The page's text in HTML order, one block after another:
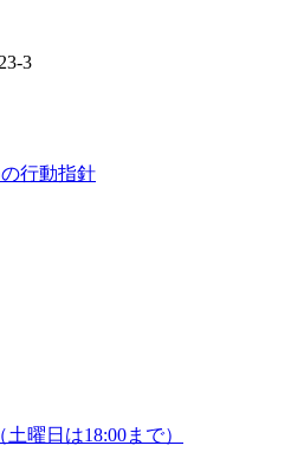
3
行動指針
土曜日は18:00まで）